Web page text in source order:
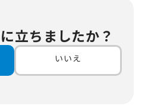
立ちましたか？
いいえ